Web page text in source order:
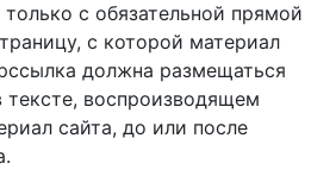
с обязательной прямой
с которой материал
должна размещаться
тексте, воспроизводящем
сайта, до или после